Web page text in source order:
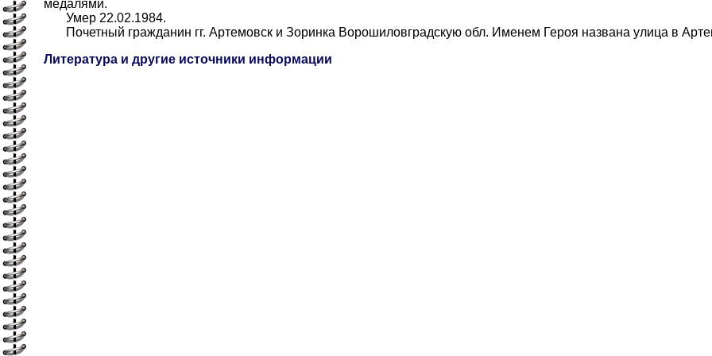
медалями.
Умер 22.02.1984.
Почетный гражданин гг. Артемовск и Зоринка Ворошиловградскую обл. Именем Героя названа улица в
Литература и другие источники информации